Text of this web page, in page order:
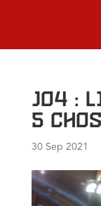
J04 :
5
30 Sep 2021